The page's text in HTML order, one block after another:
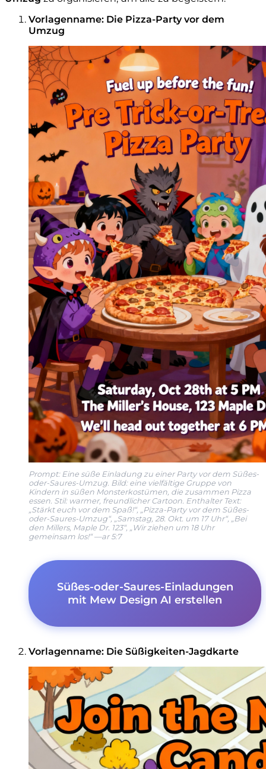
Vorlagenname: Die Pizza-Party vor dem
Umzug
Prompt: Eine süße Einladung zu einer Party vor dem Süßes-
oder-Saures-Umzug. Bild: eine vielfältige Gruppe von
Kindern in süßen Monsterkostümen, die zusammen Pizza
essen. Stil: warmer, freundlicher Cartoon. Enthalter Text:
„Stärkt euch vor dem Spaß!“, „Pizza-Party vor dem Süßes-
oder-Saures-Umzug“, „Samstag, 28. Okt. um 17 Uhr“, „Bei
den Millers, Maple Dr. 123“, „Wir ziehen um 18 Uhr
gemeinsam los!“ —ar 5:7
Süßes-oder-Saures-Einladungen
mit Mew Design AI erstellen
Vorlagenname: Die Süßigkeiten-Jagdkarte